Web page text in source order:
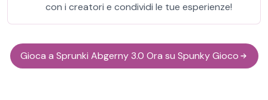
con i creatori e condividi le tue esperienze!
Gioca a Sprunki Abgerny 3.0 Ora su Spunky Gioco